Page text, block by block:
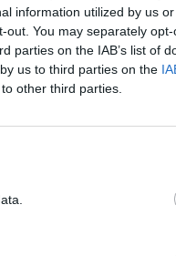
information utilized by us
You may separately
parties on the IAB’s list of
us to third parties on the
other third parties.
της Χρυσής Ευκαιρίας,
(2026), σύμφωνα με
στις τιμές των
στις πιο δημοφιλείς